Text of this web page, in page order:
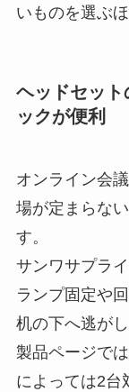
いものを選ぶ
ヘッドセッ
ックが便利
オンライン会
場が定まらな
す。
サンワサプラ
ランプ固定や
机の下へ逃が
製品ページで
によっては2台